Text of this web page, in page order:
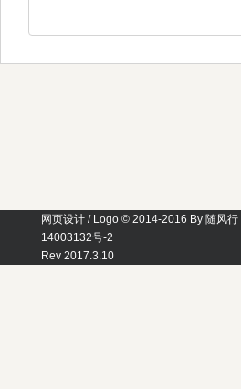
网页设计 / Logo © 2014-2016 By 随风行
14003132号-2
Rev 2017.3.10